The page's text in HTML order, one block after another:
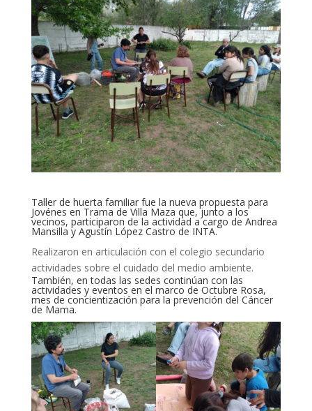
Taller de huerta familiar fue la nueva propuesta para
Jovénes en Trama de Villa Maza que, junto a los
vecinos, participaron de la actividad a cargo de Andrea
Mansilla y Agustín López Castro de INTA.
Realizaron en articulación con el colegio secundario
actividades sobre el cuidado del medio ambiente.
También, en todas las sedes continúan con las
actividades y eventos en el marco de Octubre Rosa,
mes de concientización para la prevención del Cáncer
de Mama.